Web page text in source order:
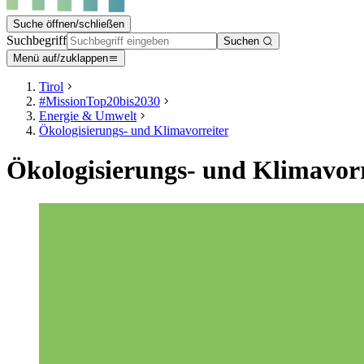
Suche öffnen/schließen
Suchbegriff
Suchen
Menü auf/zuklappen
Tirol
#MissionTop20bis2030
Energie & Umwelt
Ökologisierungs- und Klimavorreiter
Ökologisierungs- und